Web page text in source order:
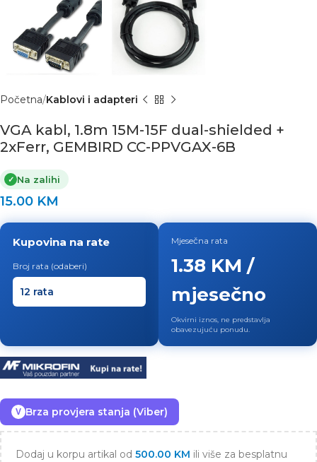
Početna Kablovi i adapteri
VGA kabl, 1.8m 15M-15F dual-shielded +
2xFerr, GEMBIRD CC-PPVGAX-6B
✓ Na zalihi
15.00 KM
Kupovina na rate
Broj rata (odaberi)
Mjesečna rata
1.38 KM /
mjesečno
Okvirni iznos, ne predstavlja
obavezujuću ponudu.
V Brza provjera stanja (Viber)
Dodaj u korpu artikal od 500.00 KM ili više za besplatnu